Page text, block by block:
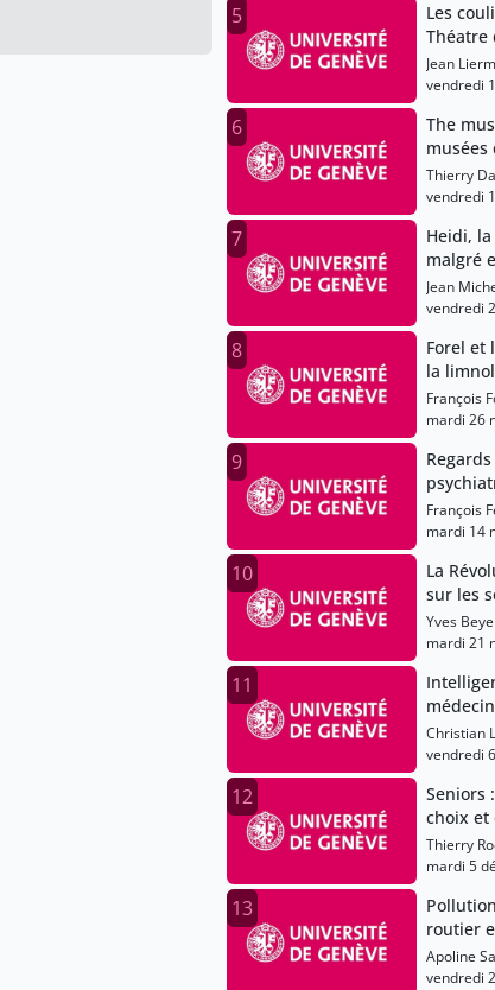
5
Les
Théatre
Jean
vendredi
6
The
musées
Thierry
vendredi
7
Heidi,
malgré
Jean
vendredi
8
Forel et
la
François
mardi 26
9
François
mardi 14
10
La
sur les
Yves
mardi 21
11
Christian
vendredi
12
Seniors
choix et
Thierry
Favet,
mardi 5
13
routier
la santé?
Apoline
vendredi